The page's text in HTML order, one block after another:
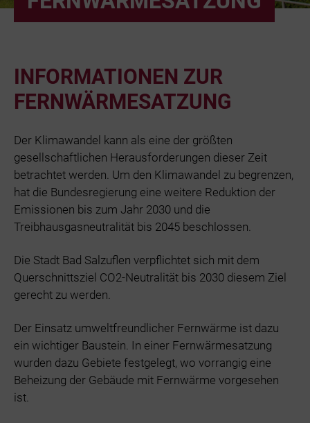
INFORMATIONEN ZUR
FERNWÄRMESATZUNG
Der Klimawandel kann als eine der größten
gesellschaftlichen Herausforderungen dieser Zeit
betrachtet werden. Um den Klimawandel zu begrenzen,
hat die Bundesregierung eine weitere Reduktion der
Emissionen bis zum Jahr 2030 und die
Treibhausgasneutralität bis 2045 beschlossen.
Die Stadt Bad Salzuflen verpflichtet sich mit dem
Querschnittsziel CO2-Neutralität bis 2030 diesem Ziel
gerecht zu werden.
Der Einsatz umweltfreundlicher Fernwärme ist dazu
ein wichtiger Baustein. In einer Fernwärmesatzung
wurden dazu Gebiete festgelegt, wo vorrangig eine
Beheizung der Gebäude mit Fernwärme vorgesehen
ist.
Bäder